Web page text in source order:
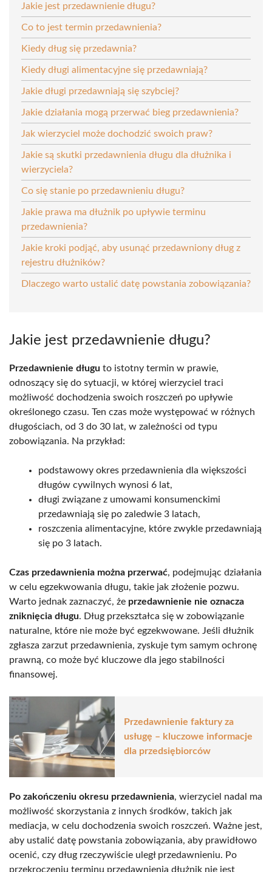
Jakie jest przedawnienie długu?
Co to jest termin przedawnienia?
Kiedy dług się przedawnia?
Kiedy długi alimentacyjne się przedawniają?
Jakie długi przedawniają się szybciej?
Jakie działania mogą przerwać bieg przedawnienia?
Jak wierzyciel może dochodzić swoich praw?
Jakie są skutki przedawnienia długu dla dłużnika i
wierzyciela?
Co się stanie po przedawnieniu długu?
Jakie prawa ma dłużnik po upływie terminu
przedawnienia?
Jakie kroki podjąć, aby usunąć przedawniony dług z
rejestru dłużników?
Dlaczego warto ustalić datę powstania zobowiązania?
Jakie jest przedawnienie długu?
Przedawnienie długu to istotny termin w prawie,
odnoszący się do sytuacji, w której wierzyciel traci
możliwość dochodzenia swoich roszczeń po upływie
określonego czasu. Ten czas może występować w różnych
długościach, od 3 do 30 lat, w zależności od typu
zobowiązania. Na przykład:
podstawowy okres przedawnienia dla większości
długów cywilnych wynosi 6 lat,
długi związane z umowami konsumenckimi
przedawniają się po zaledwie 3 latach,
roszczenia alimentacyjne, które zwykle przedawniają
się po 3 latach.
Czas przedawnienia można przerwać, podejmując działania
w celu egzekwowania długu, takie jak złożenie pozwu.
Warto jednak zaznaczyć, że przedawnienie nie oznacza
zniknięcia długu. Dług przekształca się w zobowiązanie
naturalne, które nie może być egzekwowane. Jeśli dłużnik
zgłasza zarzut przedawnienia, zyskuje tym samym ochronę
prawną, co może być kluczowe dla jego stabilności
finansowej.
Przedawnienie faktury za
usługę – kluczowe informacje
dla przedsiębiorców
Po zakończeniu okresu przedawnienia, wierzyciel nadal ma
możliwość skorzystania z innych środków, takich jak
mediacja, w celu dochodzenia swoich roszczeń. Ważne jest,
aby ustalić datę powstania zobowiązania, aby prawidłowo
ocenić, czy dług rzeczywiście uległ przedawnieniu. Po
przekroczeniu terminu przedawnienia dłużnik nie jest